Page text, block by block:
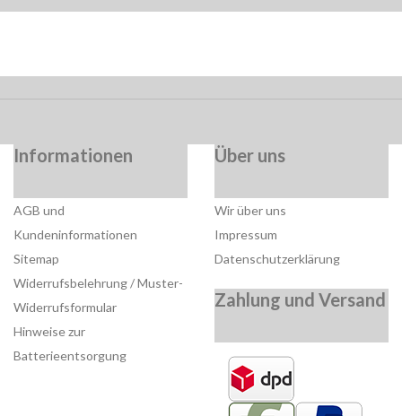
Informationen
AGB und
Kundeninformationen
Sitemap
Widerrufsbelehrung / Muster-
Widerrufsformular
Hinweise zur
Batterieentsorgung
Über uns
Wir über uns
Impressum
Datenschutzerklärung
Zahlung und Versand